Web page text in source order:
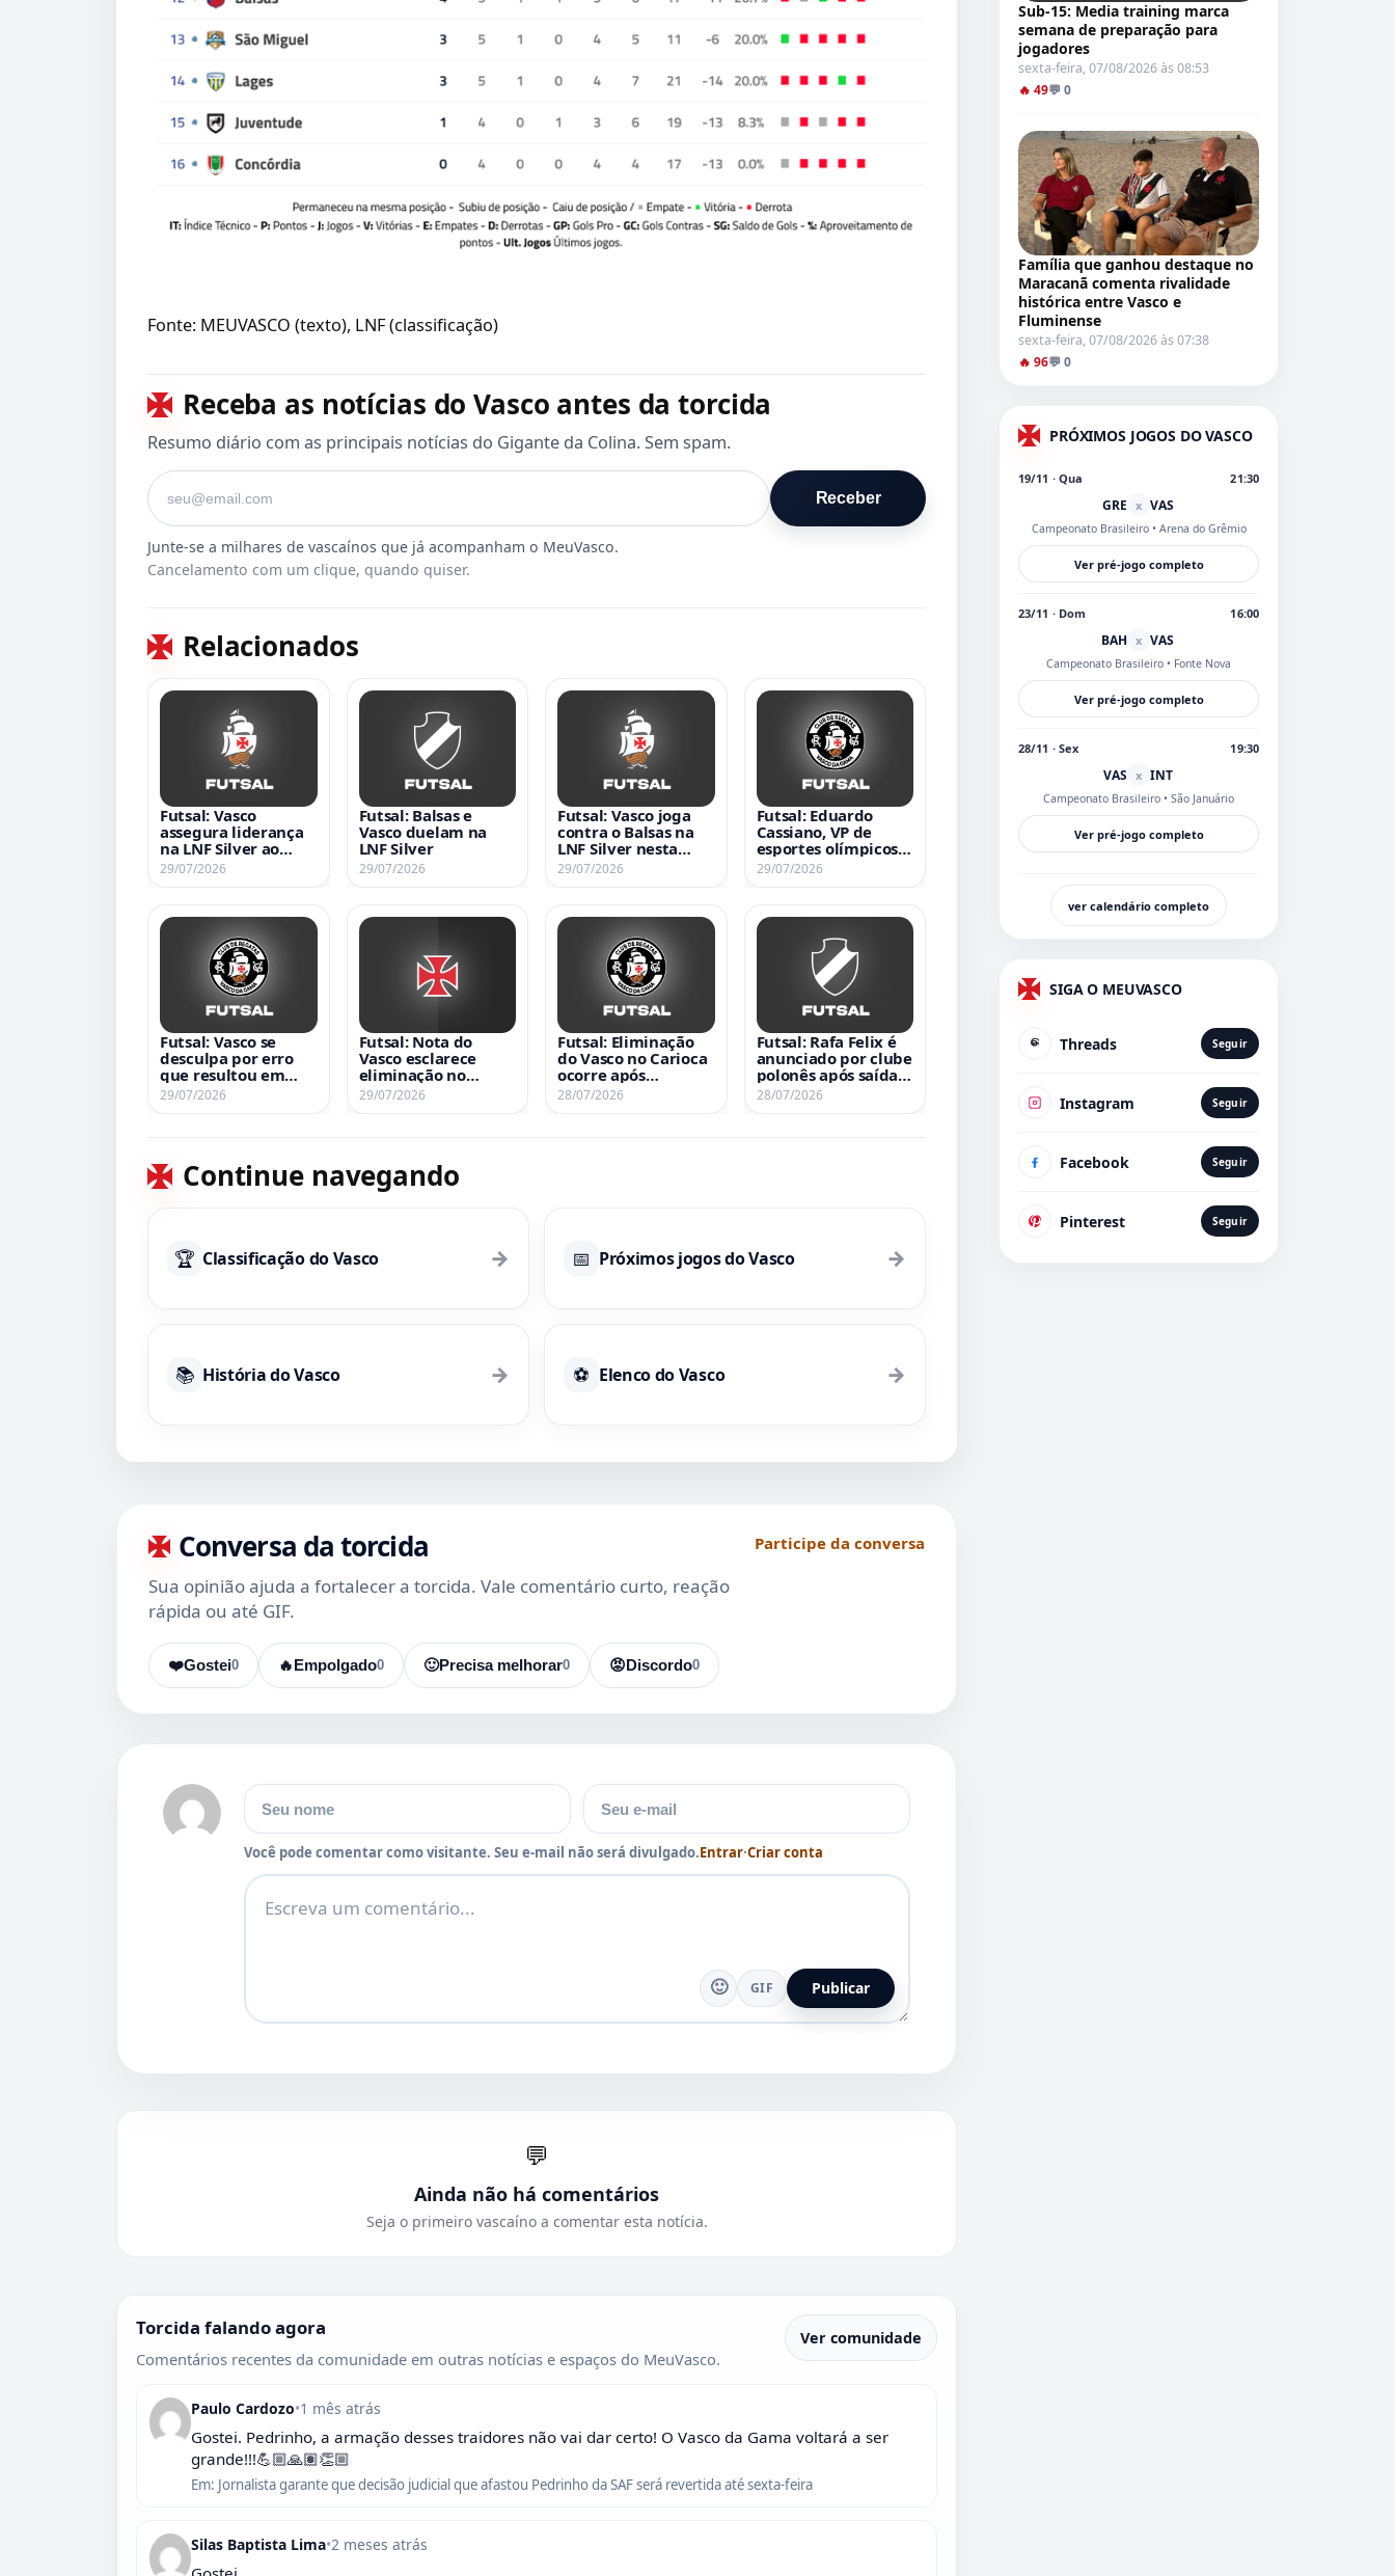
Fonte: MEUVASCO (texto), LNF (classificação)
Receba as notícias do Vasco antes da torcida
Resumo diário com as principais notícias do Gigante da Colina. Sem spam.
Seu e-mail
Receber
Cancelamento com um clique, quando quiser.
Relacionados
Futsal: Vasco
assegura liderança
na LNF Silver ao
derrotar Balsas por
29/07/2026
Futsal: Balsas e
Vasco duelam na
LNF Silver
29/07/2026
Futsal: Vasco joga
contra o Balsas na
LNF Silver nesta
quarta-feira às 20h
29/07/2026
Futsal: Eduardo
Cassiano, VP de
esportes olímpicos,
se desculpa por erro
no Carioca
29/07/2026
Futsal: Vasco se
desculpa por erro
que resultou em
eliminação no
29/07/2026
Futsal: Nota do
Vasco esclarece
eliminação no
Carioca devido a
29/07/2026
Futsal: Eliminação
do Vasco no Carioca
ocorre após
escalação de
28/07/2026
Futsal: Rafa Felix é
anunciado por clube
polonês após saída
do Vasco
28/07/2026
Continue navegando
🏆 Classificação do Vasco → 📅 Próximos jogos do Vasco →
📚 História do Vasco → ⚽ Elenco do Vasco →
Conversa da torcida
Sua opinião ajuda a fortalecer a torcida. Vale comentário curto, reação
rápida ou até GIF.
Participe da conversa
❤️ 0
Gostei 🔥 0
Empolgado 🙂 0
Precisa melhorar 😡 0
Discordo
Nome E-mail
Você pode comentar como visitante. Seu e-mail não será divulgado.Entrar·Criar conta
Comentário
🙂 GIF Publicar
💬
Ainda não há comentários
Seja o primeiro vascaíno a comentar esta notícia.
Torcida falando agora
Comentários recentes da comunidade em outras notícias e espaços do MeuVasco.
Ver comunidade
Paulo Cardozo•1 mês atrás
Gostei. Pedrinho, a armação desses traidores não vai dar certo! O Vasco da Gama voltará a ser
grande!!!💪🏼🙏🏽👏🏼
Em: Jornalista garante que decisão judicial que afastou Pedrinho da SAF será revertida até sexta-feira
Silas Baptista Lima•2 meses atrás
Sub-15: Media training marca
semana de preparação para
jogadores
sexta-feira, 07/08/2026 às 08:53
🔥 49💬 0
Família que ganhou destaque no
Maracanã comenta rivalidade
histórica entre Vasco e
Fluminense
sexta-feira, 07/08/2026 às 07:38
🔥 96💬 0
PRÓXIMOS JOGOS DO VASCO
19/11 · Qua 21:30
GRE x VAS
Campeonato Brasileiro • Arena do Grêmio
Ver pré-jogo completo
23/11 · Dom 16:00
BAH x VAS
Campeonato Brasileiro • Fonte Nova
Ver pré-jogo completo
28/11 · Sex 19:30
VAS x INT
Campeonato Brasileiro • São Januário
Ver pré-jogo completo
ver calendário completo
SIGA O MEUVASCO
Threads Seguir
Instagram Seguir
Facebook Seguir
Pinterest Seguir